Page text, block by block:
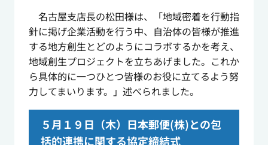
名古屋支店長の松田様は、「地域密着を行動指
針に掲げ企業活動を行う中、自治体の皆様が推進
する地方創生とどのようにコラボするかを考え、
地域創生プロジェクトを立ちあげました。これか
ら具体的に一つひとつ皆様のお役に立てるよう努
力してまいります。」述べられました。
５月１９日（木）日本郵便(株)との包
括的連携に関する協定締結式